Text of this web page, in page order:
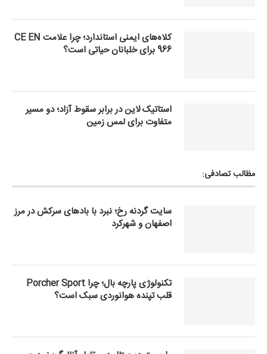
کلاه‌های ایمنی استاندارد؛ چرا علامت CE EN
966 برای خلبانان حیاتی است؟
استاتیک لاین در برابر سقوط آزاد؛ دو مسیر
متفاوت برای لمس زمین
مظالب تصادفی:
سایت گردنه رخ؛ نبرد با بادهای سرکش در مرز
اصفهان و شهرکرد
تکنولوژی پارچه بال؛ چرا Porcher Sport
قلب تپنده هوانوردی سبک است؟